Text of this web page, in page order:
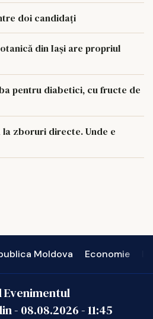
doi candidați
din Iași are propriul
pentru diabetici, cu fructe de
zboruri directe. Unde e
Moldova Economie
Evenimentul
- 08.08.2026-11:45